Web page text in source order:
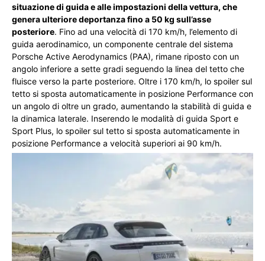
situazione di guida e alle impostazioni della vettura, che
genera ulteriore deportanza fino a 50 kg sull’asse
posteriore. Fino ad una velocità di 170 km/h, l’elemento di
guida aerodinamico, un componente centrale del sistema
Porsche Active Aerodynamics (PAA), rimane riposto con un
angolo inferiore a sette gradi seguendo la linea del tetto che
fluisce verso la parte posteriore. Oltre i 170 km/h, lo spoiler sul
tetto si sposta automaticamente in posizione Performance con
un angolo di oltre un grado, aumentando la stabilità di guida e
la dinamica laterale. Inserendo le modalità di guida Sport e
Sport Plus, lo spoiler sul tetto si sposta automaticamente in
posizione Performance a velocità superiori ai 90 km/h.